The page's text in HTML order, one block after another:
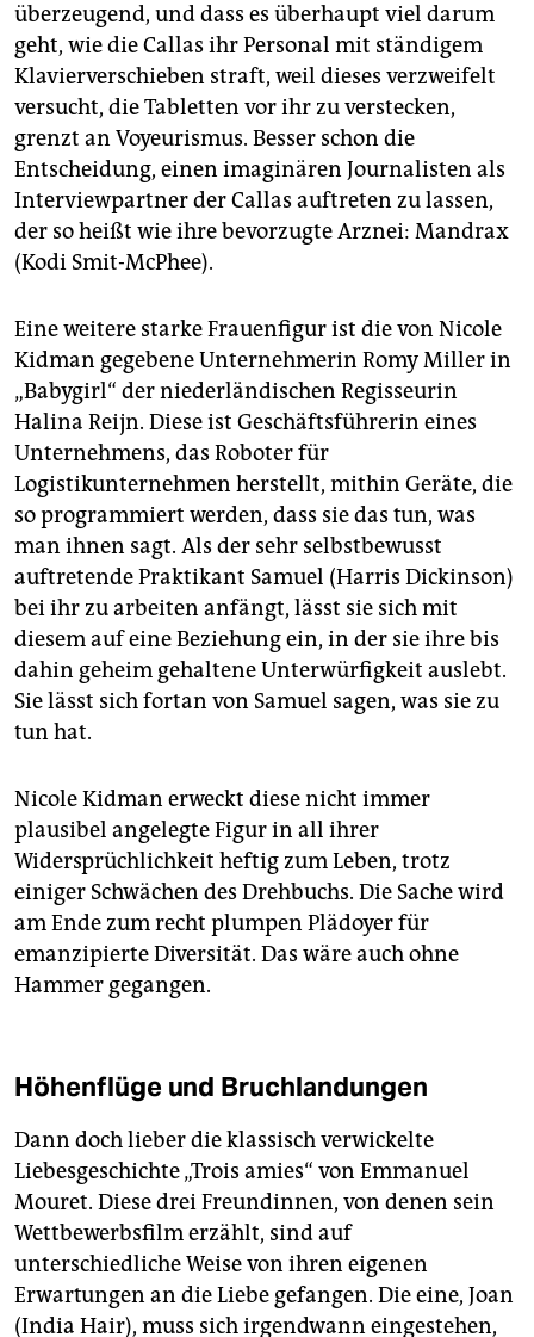
überzeugend, und dass es überhaupt viel darum
geht, wie die Callas ihr Personal mit ständigem
Klavierverschieben straft, weil dieses verzweifelt
versucht, die Tabletten vor ihr zu verstecken,
grenzt an Voyeurismus. Besser schon die
Entscheidung, einen imaginären Journalisten als
Interviewpartner der Callas auftreten zu lassen,
der so heißt wie ihre bevorzugte Arznei: Mandrax
(Kodi Smit-McPhee).
Eine weitere starke Frauenfigur ist die von Nicole
Kidman gegebene Unternehmerin Romy Miller in
„Babygirl“ der niederländischen Regisseurin
Halina Reijn. Diese ist Geschäftsführerin eines
Unternehmens, das Roboter für
Logistikunternehmen herstellt, mithin Geräte, die
so programmiert werden, dass sie das tun, was
man ihnen sagt. Als der sehr selbstbewusst
auftretende Praktikant Samuel (Harris Dickinson)
bei ihr zu arbeiten anfängt, lässt sie sich mit
diesem auf eine Beziehung ein, in der sie ihre bis
dahin geheim gehaltene Unterwürfigkeit auslebt.
Sie lässt sich fortan von Samuel sagen, was sie zu
tun hat.
Nicole Kidman erweckt diese nicht immer
plausibel angelegte Figur in all ihrer
Widersprüchlichkeit heftig zum Leben, trotz
einiger Schwächen des Drehbuchs. Die Sache wird
am Ende zum recht plumpen Plädoyer für
emanzipierte Diversität. Das wäre auch ohne
Hammer gegangen.
Höhenflüge und Bruchlandungen
Dann doch lieber die klassisch verwickelte
Liebesgeschichte „Trois amies“ von Emmanuel
Mouret. Diese drei Freundinnen, von denen sein
Wettbewerbsfilm erzählt, sind auf
unterschiedliche Weise von ihren eigenen
Erwartungen an die Liebe gefangen. Die eine, Joan
(India Hair), muss sich irgendwann eingestehen,